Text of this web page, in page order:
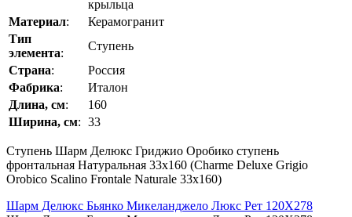
крыльца
Материал:
Керамогранит
Тип
элемента:
Ступень
Страна:
Россия
Фабрика:
Италон
Длина, см:
160
Ширина, см: 33
Ступень Шарм Делюкс Гриджио Оробико ступень
фронтальная Натуральная 33x160 (Charme Deluxe Grigio
Orobico Scalino Frontale Naturale 33x160)
Шарм Делюкс Бьянко Микеланджело Люкс Рет 120Х278